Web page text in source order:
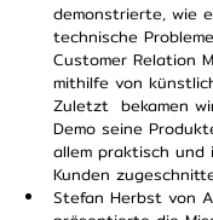
demonstrierte, wie
technische
Customer Relation
mithilfe von
Zuletzt  bekamen
Demo seine
allem praktisch
Kunden
Stefan Herbst von